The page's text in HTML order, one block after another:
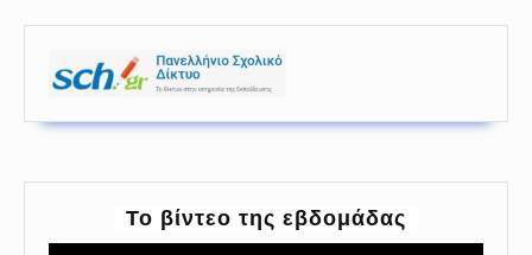
To βίντεο της εβδομάδας